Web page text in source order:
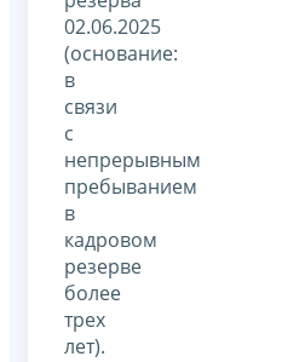
02.06.2025
(основание:
в
связи
с
непрерывным
пребыванием
в
кадровом
резерве
более
трех
лет).